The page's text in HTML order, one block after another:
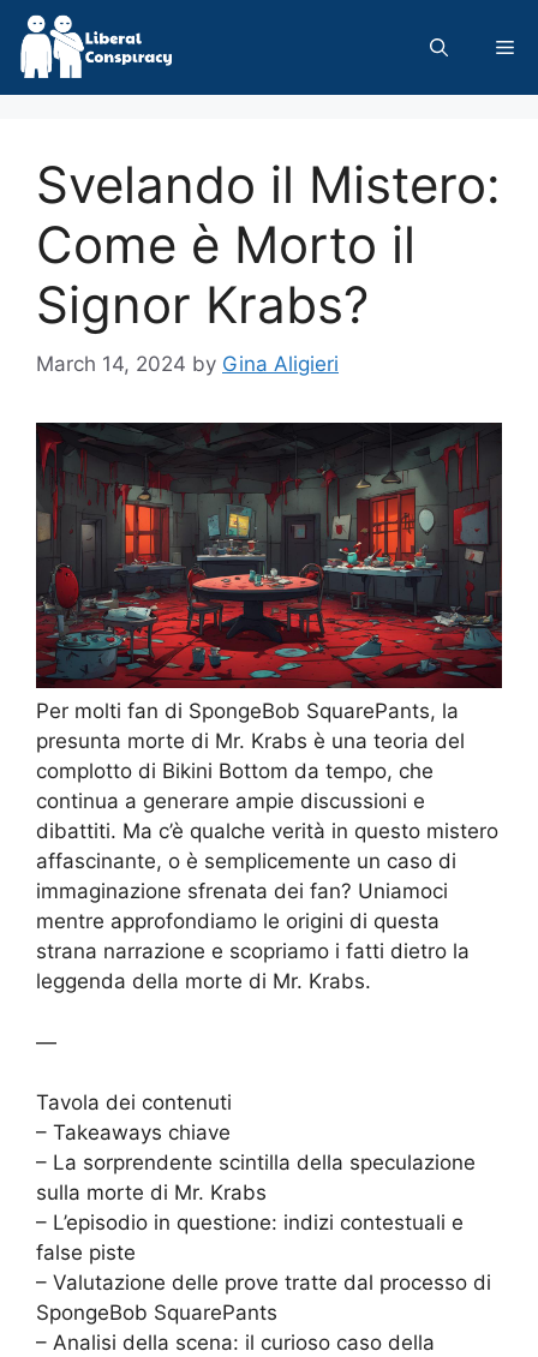
Skip
content
Svelando il Mistero:
Come è Morto il
Signor Krabs?
March 14, 2024 by Gina Aligieri
Per molti fan di SpongeBob SquarePants, la
presunta morte di Mr. Krabs è una teoria del
complotto di Bikini Bottom da tempo, che
continua a generare ampie discussioni e
dibattiti. Ma c’è qualche verità in questo mistero
affascinante, o è semplicemente un caso di
immaginazione sfrenata dei fan? Uniamoci
mentre approfondiamo le origini di questa
strana narrazione e scopriamo i fatti dietro la
leggenda della morte di Mr. Krabs.
—
Tavola dei contenuti
– Takeaways chiave
– La sorprendente scintilla della speculazione
sulla morte di Mr. Krabs
– L’episodio in questione: indizi contestuali e
false piste
– Valutazione delle prove tratte dal processo di
SpongeBob SquarePants
– Analisi della scena: il curioso caso della